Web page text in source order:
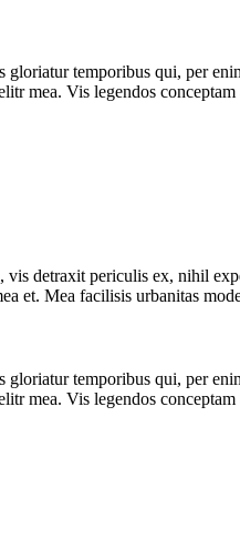
gloriatur temporibus qui, per
mea. Vis legendos
vis detraxit periculis ex, nihil
et. Mea facilisis urbanitas
gloriatur temporibus qui, per
mea. Vis legendos